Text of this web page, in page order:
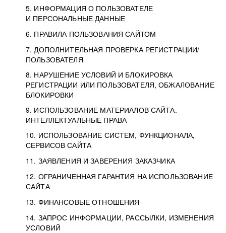
5. ИНФОРМАЦИЯ О ПОЛЬЗОВАТЕЛЕ
И ПЕРСОНАЛЬНЫЕ ДАННЫЕ
6. ПРАВИЛА ПОЛЬЗОВАНИЯ САЙТОМ
7. ДОПОЛНИТЕЛЬНАЯ ПРОВЕРКА РЕГИСТРАЦИИ/
ПОЛЬЗОВАТЕЛЯ
8. НАРУШЕНИЕ УСЛОВИЙ И БЛОКИРОВКА
РЕГИСТРАЦИИ ИЛИ ПОЛЬЗОВАТЕЛЯ, ОБЖАЛОВАНИЕ
БЛОКИРОВКИ
9. ИСПОЛЬЗОВАНИЕ МАТЕРИАЛОВ САЙТА.
ИНТЕЛЛЕКТУАЛЬНЫЕ ПРАВА
10. ИСПОЛЬЗОВАНИЕ СИСТЕМ, ФУНКЦИОНАЛА,
СЕРВИСОВ САЙТА
11. ЗАЯВЛЕНИЯ И ЗАВЕРЕНИЯ ЗАКАЗЧИКА
12. ОГРАНИЧЕННАЯ ГАРАНТИЯ НА ИСПОЛЬЗОВАНИЕ
САЙТА
13. ФИНАНСОВЫЕ ОТНОШЕНИЯ
14. ЗАПРОС ИНФОРМАЦИИ, РАССЫЛКИ, ИЗМЕНЕНИЯ
УСЛОВИЙ